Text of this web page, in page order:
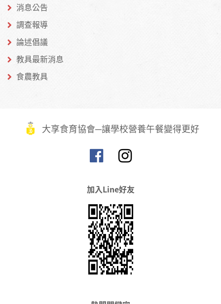
消息公告
調查報導
論述倡議
教具最新消息
食農教具
大享食育協會─讓學校營養午餐變得更好
加入Line好友